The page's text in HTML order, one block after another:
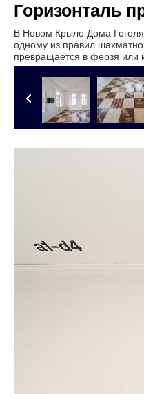
Горизонталь
В Новом Крыле Дома Гоголя
одному из правил
превращается в ферзя или